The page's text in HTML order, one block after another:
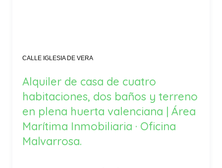
CALLE IGLESIA DE VERA
Alquiler de casa de cuatro
habitaciones, dos baños y terreno
en plena huerta valenciana | Área
Marítima Inmobiliaria · Oficina
Malvarrosa.